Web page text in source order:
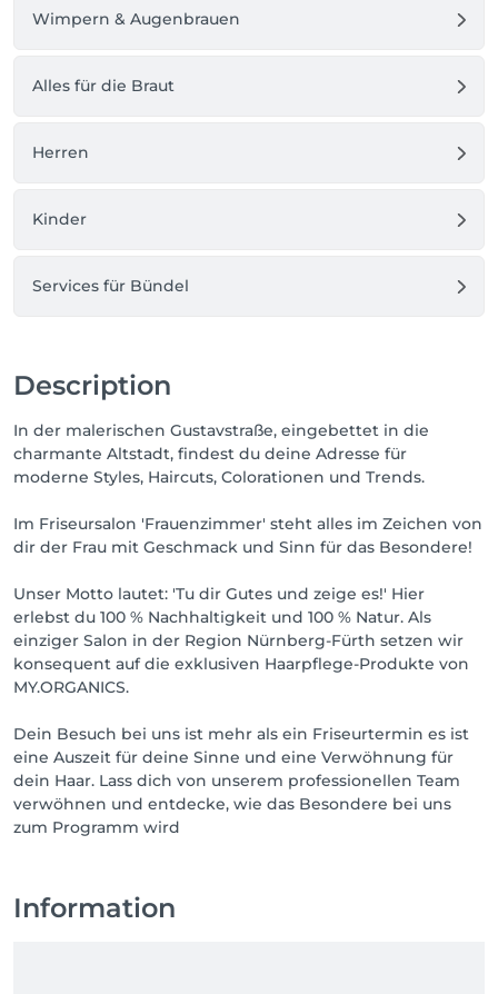
Wimpern & Augenbrauen
Alles für die Braut
Herren
Kinder
Services für Bündel
Description
In der malerischen Gustavstraße, eingebettet in die
charmante Altstadt, findest du deine Adresse für
moderne Styles, Haircuts, Colorationen und Trends.
Im Friseursalon 'Frauenzimmer' steht alles im Zeichen von
dir der Frau mit Geschmack und Sinn für das Besondere!
Unser Motto lautet: 'Tu dir Gutes und zeige es!' Hier
erlebst du 100 % Nachhaltigkeit und 100 % Natur. Als
einziger Salon in der Region Nürnberg-Fürth setzen wir
konsequent auf die exklusiven Haarpflege-Produkte von
MY.ORGANICS.
Dein Besuch bei uns ist mehr als ein Friseurtermin es ist
eine Auszeit für deine Sinne und eine Verwöhnung für
dein Haar. Lass dich von unserem professionellen Team
verwöhnen und entdecke, wie das Besondere bei uns
zum Programm wird
Information